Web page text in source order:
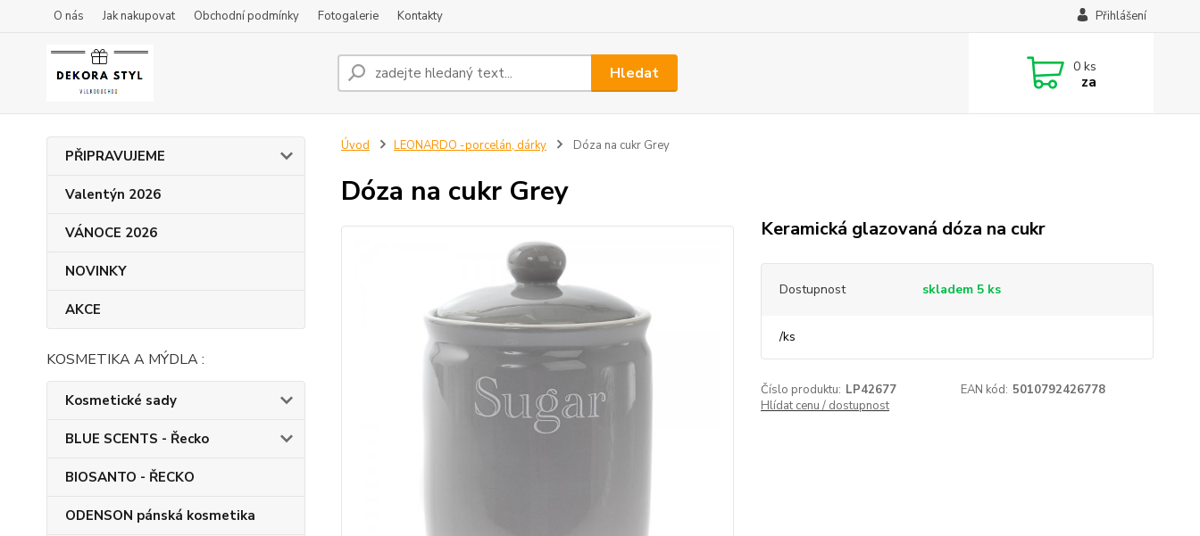
O nás Jak nakupovat Obchodní podmínky Fotogalerie Kontakty Přihlášení
Hledat 0 ks
za
PŘIPRAVUJEME
Valentýn 2026
VÁNOCE 2026
NOVINKY
AKCE
KOSMETIKA A MÝDLA :
Kosmetické sady
BLUE SCENTS - Řecko
BIOSANTO - ŘECKO
ODENSON pánská kosmetika
Úvod LEONARDO -porcelán, dárky Dóza na cukr Grey
Dóza na cukr Grey
Keramická glazovaná dóza na cukr
Dostupnost skladem 5 ks
/ks
Číslo produktu: LP42677 EAN kód: 5010792426778
Hlídat cenu / dostupnost